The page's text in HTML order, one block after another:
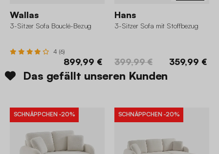
Wallas
3-Sitzer Sofa Bouclé-Bezug
4 (6)
899,99 €
Hans
3-Sitzer Sofa mit Stoffbezug
399,99 € 359,99 €
Das gefällt unseren Kunden
SCHNÄPPCHEN -20% SCHNÄPPCHEN -20%